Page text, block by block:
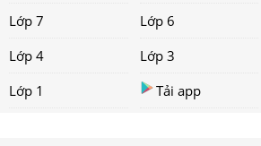
Lớp 7
Lớp 6
Lớp 4
Lớp 3
Lớp 1
Tải app